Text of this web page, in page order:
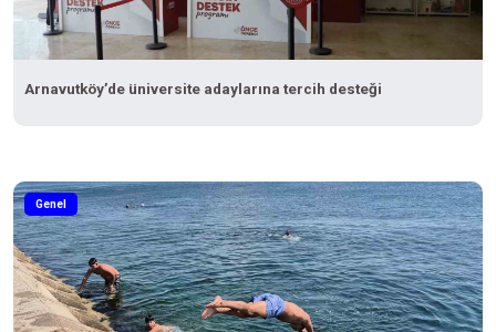
Arnavutköy’de üniversite adaylarına tercih desteği
Genel